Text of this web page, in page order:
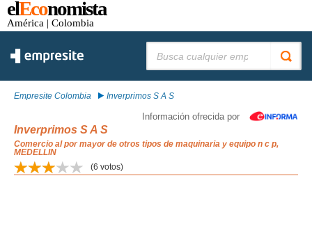
elEconomista
América | Colombia
Empresite Colombia Inverprimos S A S
Información ofrecida por
Inverprimos S A S
Comercio al por mayor de otros tipos de maquinaria y equipo n c p,
MEDELLIN
(6 votos)